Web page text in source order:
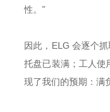
性。"
因此，ELG 会逐个
托盘已装满；工人使
现了我们的预期：满